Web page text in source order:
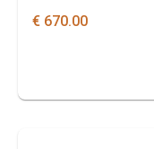
€ 670.00